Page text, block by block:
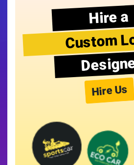
Hire a
Custom
Hire Us